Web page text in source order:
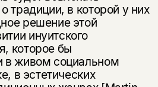
традиции, в которой у них
решение этой
инуитского
которое бы
в живом социальном
в эстетических